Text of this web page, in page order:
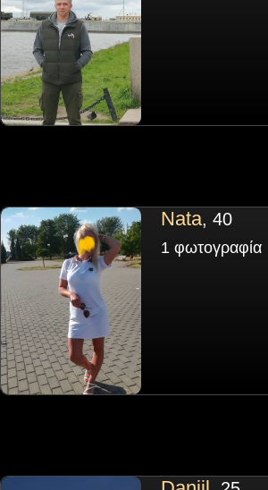
Nata, 40
1 φωτογραφία